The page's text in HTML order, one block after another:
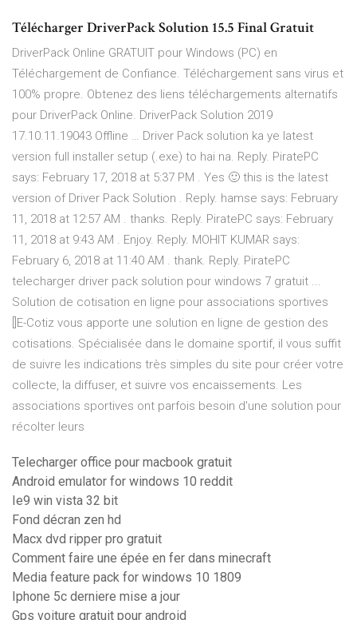
Télécharger DriverPack Solution 15.5 Final Gratuit
DriverPack Online GRATUIT pour Windows (PC) en
Téléchargement de Confiance. Téléchargement sans virus et
100% propre. Obtenez des liens téléchargements alternatifs
pour DriverPack Online. DriverPack Solution 2019
17.10.11.19043 Offline … Driver Pack solution ka ye latest
version full installer setup (.exe) to hai na. Reply. PiratePC
says: February 17, 2018 at 5:37 PM . Yes 🙂 this is the latest
version of Driver Pack Solution . Reply. hamse says: February
11, 2018 at 12:57 AM . thanks. Reply. PiratePC says: February
11, 2018 at 9:43 AM . Enjoy. Reply. MOHIT KUMAR says:
February 6, 2018 at 11:40 AM . thank. Reply. PiratePC
telecharger driver pack solution pour windows 7 gratuit ...
Solution de cotisation en ligne pour associations sportives
[]E-Cotiz vous apporte une solution en ligne de gestion des
cotisations. Spécialisée dans le domaine sportif, il vous suffit
de suivre les indications très simples du site pour créer votre
collecte, la diffuser, et suivre vos encaissements. Les
associations sportives ont parfois besoin d'une solution pour
récolter leurs
Telecharger office pour macbook gratuit
Android emulator for windows 10 reddit
Ie9 win vista 32 bit
Fond décran zen hd
Macx dvd ripper pro gratuit
Comment faire une épée en fer dans minecraft
Media feature pack for windows 10 1809
Iphone 5c derniere mise a jour
Gps voiture gratuit pour android